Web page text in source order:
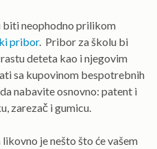
biti neophodno prilikom
pribor. Pribor za školu bi
deteta kao i njegovim
sa kupovinom bespotrebnih
nabavite osnovno: patent i
zarezač i gumicu.
je nešto što će vašem